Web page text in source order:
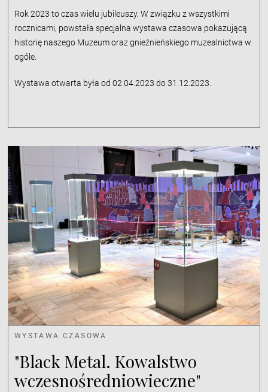
Rok 2023 to czas wielu jubileuszy. W związku z wszystkimi
rocznicami, powstała specjalna wystawa czasowa pokazującą
historię naszego Muzeum oraz gnieźnieńskiego muzealnictwa w
ogóle.
Wystawa otwarta była od 02.04.2023 do 31.12.2023.
WYSTAWA CZASOWA
"Black Metal. Kowalstwo
wczesnośredniowieczne"